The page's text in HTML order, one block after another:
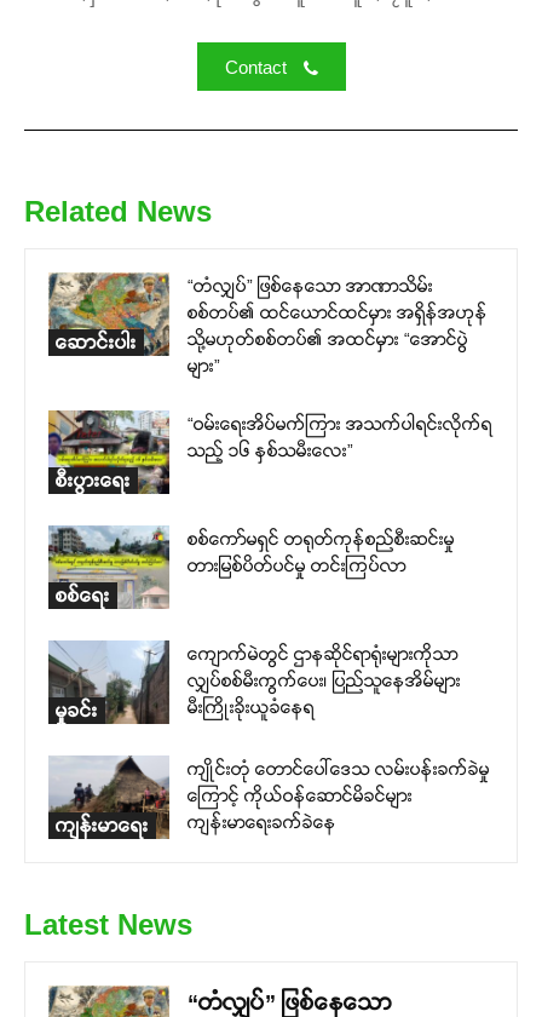
Contact
Related News
ဆောင်းပါး
“တံလျှပ်” ဖြစ်နေသော အာဏာသိမ်း
စစ်တပ်၏ ထင်ယောင်ထင်မှား အရှိန်အဟုန်
သို့မဟုတ်စစ်တပ်၏ အထင်မှား “အောင်ပွဲ
များ”
စီးပွားရေး
“ဝမ်းရေးအိပ်မက်ကြား အသက်ပါရင်းလိုက်ရ
သည့် ၁၆ နှစ်သမီးလေး”
စစ်ရေး
စစ်ကော်မရှင် တရုတ်ကုန်စည်စီးဆင်းမှု
တားမြစ်ပိတ်ပင်မှု တင်းကြပ်လာ
မှုခင်း
ကျောက်မဲတွင် ဌာနဆိုင်ရာရုံးများကိုသာ
လျှပ်စစ်မီးကွက်ပေး၊ ပြည်သူနေအိမ်များ
မီးကြိုးခိုးယူခံနေရ
ကျန်းမာရေး
ကျိုင်းတုံ တောင်ပေါ်ဒေသ လမ်းပန်းခက်ခဲမှု
ကြောင့် ကိုယ်ဝန်ဆောင်မိခင်များ
ကျန်းမာရေးခက်ခဲနေ
Latest News
“တံလျှပ်” ဖြစ်နေသော